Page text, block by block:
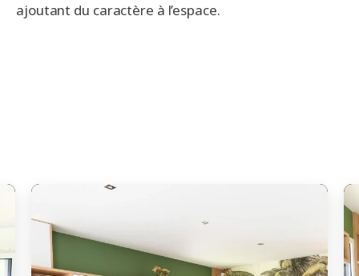
ajoutant du caractère à l’espace.